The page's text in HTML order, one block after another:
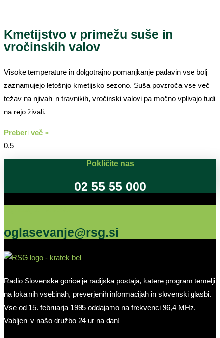
Kmetijstvo v primežu suše in
vročinskih valov
Visoke temperature in dolgotrajno pomanjkanje padavin vse bolj
zaznamujejo letošnjo kmetijsko sezono. Suša povzroča vse več
težav na njivah in travnikih, vročinski valovi pa močno vplivajo tudi
na rejo živali.
Preberi več »
Pokličite nas
02 55 55 000
oglasevanje@rsg.si
Radio Slovenske gorice je radijska postaja, katere program temelji
na lokalnih vsebinah, preverjenih informacijah in slovenski glasbi.
Vse od 15. februarja 1995 oddajamo na frekvenci 96,4 MHz.
Vabljeni v našo družbo 24 ur na dan!